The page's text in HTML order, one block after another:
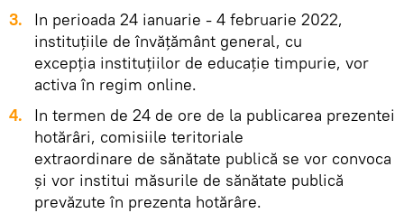
3.
In perioada 24 ianuarie - 4 februarie 2022,
instituţiile de învăţământ general, cu
excepţia instituţiilor de educaţie timpurie, vor
activa în regim online.
4.
In termen de 24 de ore de la publicarea prezentei
hotărâri, comisiile teritoriale
extraordinare de sănătate publică se vor convoca
şi vor institui măsurile de sănătate publică
prevăzute în prezenta hotărâre.